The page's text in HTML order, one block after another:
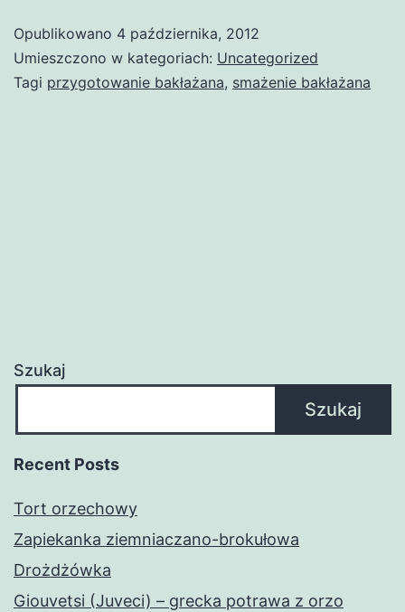
Opublikowano 4 października, 2012
Umieszczono w kategoriach: Uncategorized
Tagi przygotowanie bakłażana, smażenie bakłażana
Szukaj
Szukaj
Recent Posts
Tort orzechowy
Zapiekanka ziemniaczano-brokułowa
Drożdżówka
Giouvetsi (Juveci) – grecka potrawa z orzo